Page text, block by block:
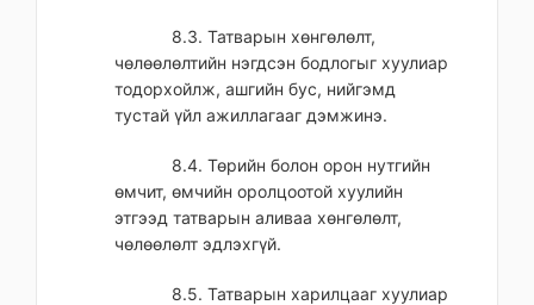
8.3. Татварын хөнгөлөлт,
чөлөөлөлтийн нэгдсэн бодлогыг хуулиар
тодорхойлж, ашгийн бус, нийгэмд
тустай үйл ажиллагааг дэмжинэ.
8.4. Төрийн болон орон нутгийн
өмчит, өмчийн оролцоотой хуулийн
этгээд татварын аливаа хөнгөлөлт,
чөлөөлөлт эдлэхгүй.
8.5. Татварын харилцааг хуулиар